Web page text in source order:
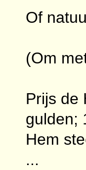
Of
(Om
Prijs de
gulden;
Hem
...